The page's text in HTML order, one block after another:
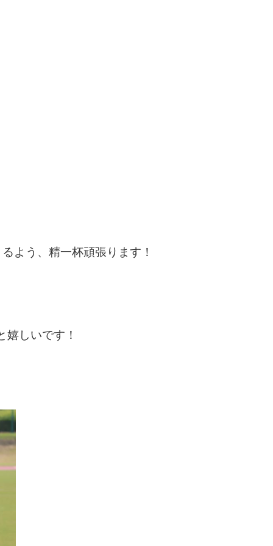
よう、精一杯頑張ります！
しいです！